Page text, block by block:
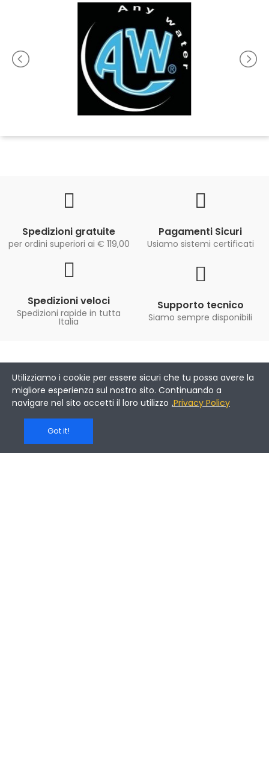
Spedizioni gratuite
per ordini superiori ai € 119,00
Pagamenti Sicuri
Usiamo sistemi certificati
Spedizioni veloci
Spedizioni rapide in tutta
Italia
Supporto tecnico
Siamo sempre disponibili
Iscrizione Newsletter
Iscriviti
Utilizziamo i cookie per essere sicuri che tu possa avere la
migliore esperienza sul nostro sito. Continuando a
navigare nel sito accetti il loro utilizzo .Privacy Policy
Got it!